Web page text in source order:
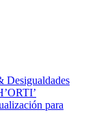
Desigualdades
para